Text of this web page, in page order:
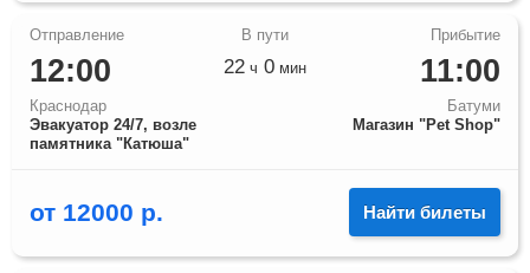
12:00
Краснодар
Эвакуатор 24/7, возле
памятника "Катюша"
11:00
Батуми
Магазин "Pet Shop"
22 ч 0 мин
от 12000 р. Найти билеты